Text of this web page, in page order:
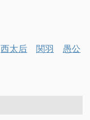
西太后 関羽
愚公